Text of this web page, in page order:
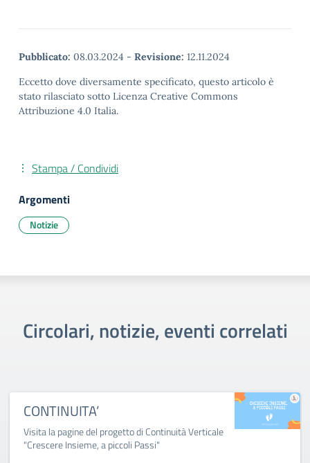
Pubblicato: 08.03.2024 - Revisione: 12.11.2024
Eccetto dove diversamente specificato, questo articolo è
stato rilasciato sotto Licenza Creative Commons
Attribuzione 4.0 Italia.
Stampa / Condividi
Argomenti
Notizie
Circolari, notizie, eventi correlati
CONTINUITA’
Visita la pagine del progetto di Continuità Verticale
"Crescere Insieme, a piccoli Passi"